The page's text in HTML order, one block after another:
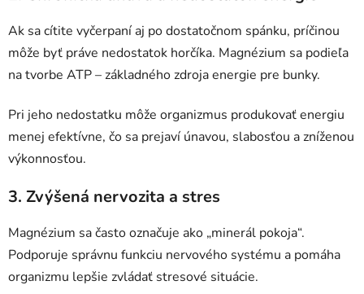
Ak sa cítite vyčerpaní aj po dostatočnom spánku, príčinou
môže byť práve nedostatok horčíka. Magnézium sa podieľa
na tvorbe ATP – základného zdroja energie pre bunky.
Pri jeho nedostatku môže organizmus produkovať energiu
menej efektívne, čo sa prejaví únavou, slabosťou a zníženou
výkonnosťou.
3. Zvýšená nervozita a stres
Magnézium sa často označuje ako „minerál pokoja“.
Podporuje správnu funkciu nervového systému a pomáha
organizmu lepšie zvládať stresové situácie.